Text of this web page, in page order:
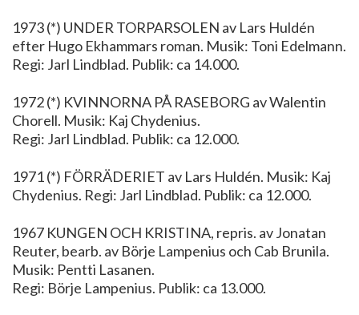
1973 (*) UNDER TORPARSOLEN av Lars Huldén
efter Hugo Ekhammars roman. Musik: Toni Edelmann.
Regi: Jarl Lindblad. Publik: ca 14.000.
1972 (*) KVINNORNA PÅ RASEBORG av Walentin
Chorell. Musik: Kaj Chydenius.
Regi: Jarl Lindblad. Publik: ca 12.000.
1971 (*) FÖRRÄDERIET av Lars Huldén. Musik: Kaj
Chydenius. Regi: Jarl Lindblad. Publik: ca 12.000.
1967 KUNGEN OCH KRISTINA, repris. av Jonatan
Reuter, bearb. av Börje Lampenius och Cab Brunila.
Musik: Pentti Lasanen.
Regi: Börje Lampenius. Publik: ca 13.000.